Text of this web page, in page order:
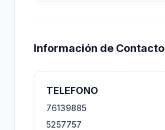
Información de Contacto
TELEFONO
76139885
5257757